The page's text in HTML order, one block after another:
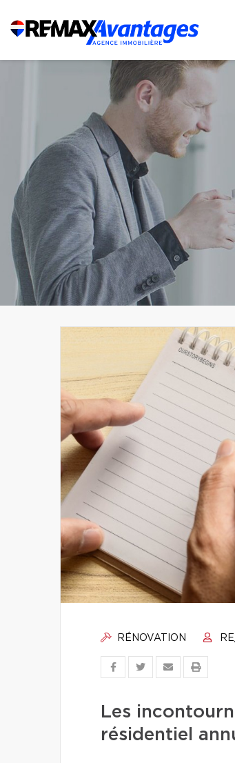
RÉNOVATION
Les
résidentiel